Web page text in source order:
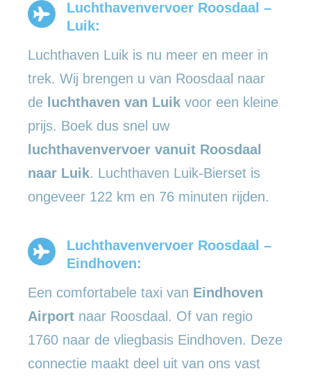
Luchthavenvervoer Roosdaal –
Luik:
Luchthaven Luik is nu meer en meer in
trek. Wij brengen u van Roosdaal naar
de luchthaven van Luik voor een kleine
prijs. Boek dus snel uw
luchthavenvervoer vanuit Roosdaal
naar Luik. Luchthaven Luik-Bierset is
ongeveer 122 km en 76 minuten rijden.
Luchthavenvervoer Roosdaal –
Eindhoven:
Een comfortabele taxi van Eindhoven
Airport naar Roosdaal. Of van regio
1760 naar de vliegbasis Eindhoven. Deze
connectie maakt deel uit van ons vast